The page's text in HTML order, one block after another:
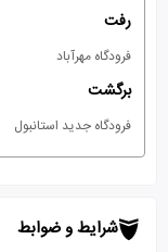
رفت
فرودگاه مهرآباد
برگشت
فرودگاه جدید استانبول
شرایط و ضوابط